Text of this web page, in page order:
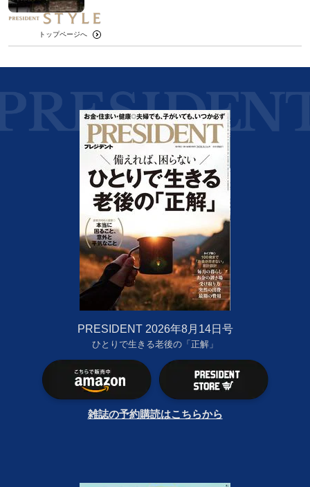
トップページへ
PRESIDENT 2026年8月14日号
ひとりで生きる老後の「正解」
雑誌の予約購読はこちらから